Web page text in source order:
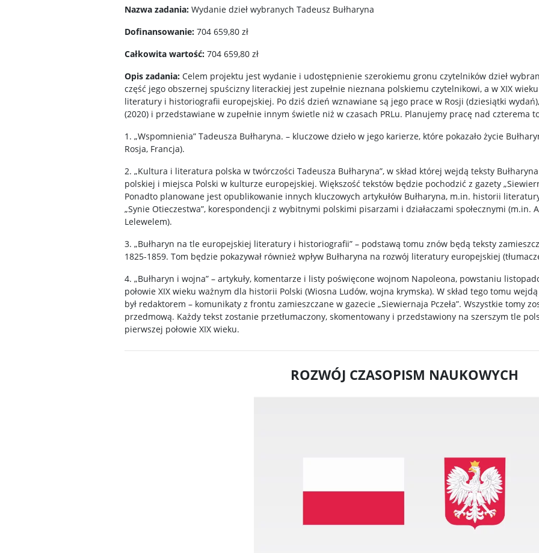
Nazwa zadania: Wydanie dzieł wybranych Tadeusz Bułharyna
Dofinansowanie: 704 659,80 zł
Całkowita wartość: 704 659,80 zł
Opis zadania: Celem projektu jest wydanie i udostępnienie szerokiemu gronu czytelników dzieł
część jego obszernej spuścizny literackiej jest zupełnie nieznana polskiemu czytelnikowi, a w XIX
literatury i historiografii europejskiej. Po dziś dzień wznawiane są jego prace w Rosji (dziesiątki
(2020) i przedstawiane w zupełnie innym świetle niż w czasach PRLu. Planujemy pracę nad czterema
1. „Wspomnienia” Tadeusza Bułharyna. – kluczowe dzieło w jego karierze, które pokazało życie
Rosja, Francja).
2. „Kultura i literatura polska w twórczości Tadeusza Bułharyna”, w skład której wejdą teksty
polskiej i miejsca Polski w kulturze europejskiej. Większość tekstów będzie pochodzić z gazety
Ponadto planowane jest opublikowanie innych kluczowych artykułów Bułharyna, m.in. historii
„Synie Otieczestwa”, korespondencji z wybitnymi polskimi pisarzami i działaczami społecznymi (m.in.
Lelewelem).
3. „Bułharyn na tle europejskiej literatury i historiografii” – podstawą tomu znów będą teksty
1825-1859. Tom będzie pokazywał również wpływ Bułharyna na rozwój literatury europejskiej
4. „Bułharyn i wojna” – artykuły, komentarze i listy poświęcone wojnom Napoleona, powstaniu
połowie XIX wieku ważnym dla historii Polski (Wiosna Ludów, wojna krymska). W skład tego tomu
był redaktorem – komunikaty z frontu zamieszczane w gazecie „Siewiernaja Pczeła”. Wszystkie tomy
przedmową. Każdy tekst zostanie przetłumaczony, skomentowany i przedstawiony na szerszym tle
pierwszej połowie XIX wieku.
ROZWÓJ CZASOPISM NAUKOWYCH